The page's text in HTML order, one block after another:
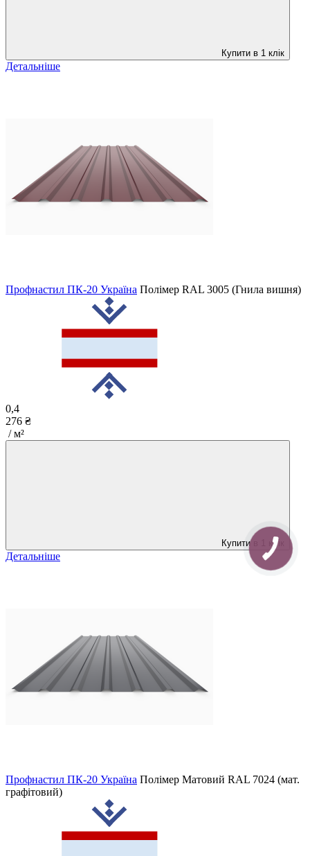
Купити в 1 клік
Детальніше
Профнастил ПК-20 Україна Полімер RAL 3005 (Гнила вишня)
0,4
276 ₴
/ м²
Купити в 1 клік
Детальніше
Профнастил ПК-20 Україна Полімер Матовий RAL 7024 (мат.
графітовий)